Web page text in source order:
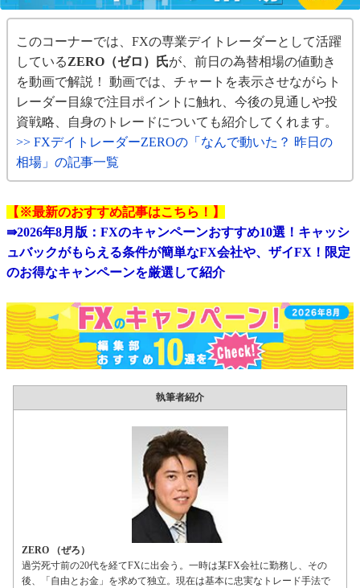
このコーナーでは、FXの専業デイトレーダーとして活躍
しているZERO（ゼロ）氏が、前日の為替相場の値動き
を動画で解説！ 動画では、チャートを表示させながらト
レーダー目線で注目ポイントに触れ、今後の見通しや投
資戦略、自身のトレードについても紹介してくれます。
>> FXデイトレーダーZEROの「なんで動いた？ 昨日の
相場」の記事一覧
【※最新のおすすめ記事はこちら！】
⇛2026年8月版：FXのキャンペーンおすすめ10選！キャッシ
ュバックがもらえる条件が簡単なFX会社や、ザイFX！限定
のお得なキャンペーンを厳選して紹介
執筆者紹介
ZERO （ぜろ）
過労死寸前の20代を経てFXに出会う。一時は某FX会社に勤務し、その
後、「自由とお金」を求めて独立。現在は基本に忠実なトレード手法で